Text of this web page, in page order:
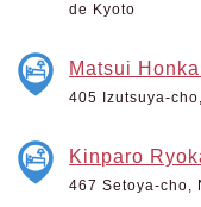
de Kyoto
Matsui
405 Izutsuya-
Kinparo
467 Setoya-cho,